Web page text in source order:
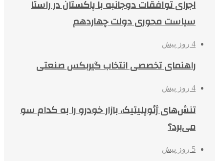
اجرای توافقات دوجانبه با پاکستان در راستا
سیاست محوری دولت چهاردهم
4 روز پیش
راهنمای تخصصی انتخاب گیربکس صنعتی
4 روز پیش
تنش‌های ژئوپلیتیک، بازار خودرو را به کدام سو
می‌برد؟
5 روز پیش